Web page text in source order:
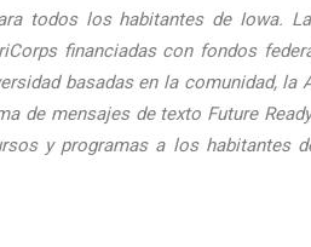
todos los habitantes de Iowa.
financiadas con fondos
basadas en la comunidad,
mensajes de texto Future
y programas a los habitantes